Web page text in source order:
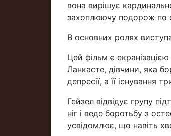
вона вирішує
захоплюючу подорож по
В основних ролях
Цей фільм є
Ланкасте, дівчини, яка
депресії, а її існування
Гейзел відвідує групу
ніг і веде боротьбу з
усвідомлює, що навіть